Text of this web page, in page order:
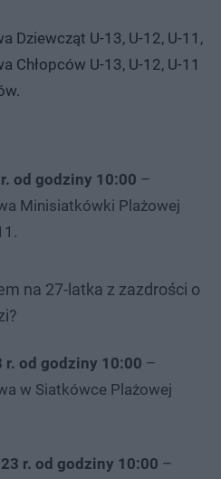
Dziewcząt U-13, U-12, U-11,
Chłopców U-13, U-12, U-11
od godziny 10:00 –
Minisiatkówki Plażowej
na 27-latka z zazdrości o
r. od godziny 10:00 –
w Siatkówce Plażowej
r. od godziny 10:00 –